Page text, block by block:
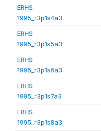
ERHS
1995_r3p1s4a3
ERHS
1995_r3p1s5a3
ERHS
1995_r3p1s6a3
ERHS
1995_r3p1s7a3
ERHS
1995_r3p1s8a3